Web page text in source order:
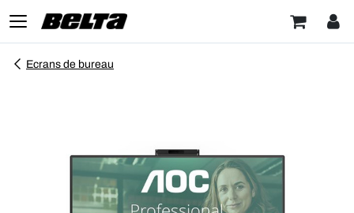
Ecrans de bureau